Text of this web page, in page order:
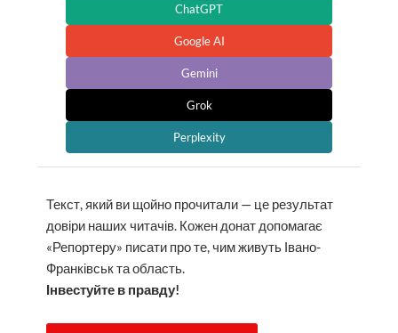
ChatGPT
Google AI
Gemini
Grok
Perplexity
Текст, який ви щойно прочитали — це результат
довіри наших читачів. Кожен донат допомагає
«Репортеру» писати про те, чим живуть Івано-
Франківськ та область.
Інвестуйте в правду!